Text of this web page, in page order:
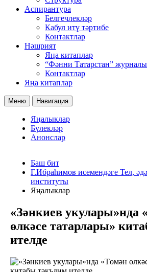
Аспирантура
Белгечлекләр
Кабул итү тәртибе
Контактлар
Нәшрият
Яңа китаплар
“Фәнни Татарстан” журналы
Контактлар
Яңа китаплар
Меню Навигация
Яңалыклар
Бүлекләр
Анонслар
Баш бит
Г.Ибраһимов исемендәге Тел,
институты
Яңалыклар
«Зәнкиев укулары»нда
өлкәсе татарлары»
ителде